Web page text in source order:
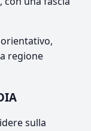
regione
sulla